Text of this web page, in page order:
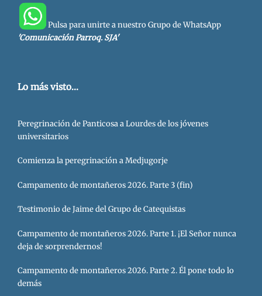
Pulsa para unirte a nuestro Grupo de WhatsApp
'Comunicación Parroq. SJA'
Lo más visto...
Peregrinación de Panticosa a Lourdes de los jóvenes
universitarios
Comienza la peregrinación a Medjugorje
Campamento de montañeros 2026. Parte 3 (fin)
Testimonio de Jaime del Grupo de Catequistas
Campamento de montañeros 2026. Parte 1. ¡El Señor nunca
deja de sorprendernos!
Campamento de montañeros 2026. Parte 2. Él pone todo lo
demás